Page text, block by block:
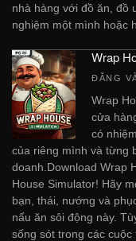
nhà hàng với đồ ăn, đồ
nghiệm một mình hoặc
Wrap
ĐĂNG
Wrap
cửa
có
của riêng mình và từng
doanh.Download Wrap
House Simulator! Hãy
bạn, thái, nướng và
nấu ăn sôi động này.
sống sót trong các